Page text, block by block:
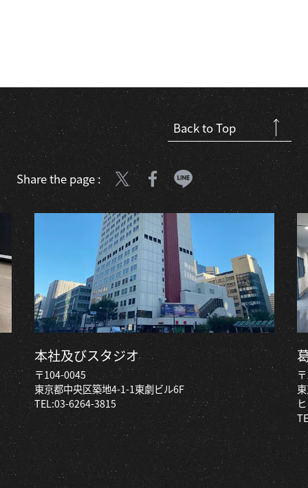
Back to Top
Share the page :
本社及びスタジオ
〒104-0045
東京都中央区築地4-1-1東劇ビル6F
TEL:03-6264-3815